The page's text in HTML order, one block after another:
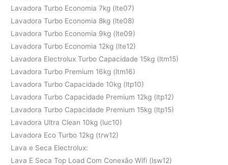
Lavadora Turbo Economia 7kg (lte07)
Lavadora Turbo Economia 8kg (lte08)
Lavadora Turbo Economia 9kg (lte09)
Lavadora Turbo Economia 12kg (lte12)
Lavadora Electrolux Turbo Capacidade 15kg (ltm15)
Lavadora Turbo Premium 16kg (ltm16)
Lavadora Turbo Capacidade 10kg (ltp10)
Lavadora Turbo Capacidade Premium 12kg (ltp12)
Lavadora Turbo Capacidade Premium 15kg (ltp15)
Lavadora Ultra Clean 10kg (luc10)
Lavadora Eco Turbo 12kg (trw12)
Lava e Seca Electrolux:
Lava E Seca Top Load Com Conexão Wifi (lsw12)